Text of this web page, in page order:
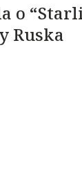
o
Ruska